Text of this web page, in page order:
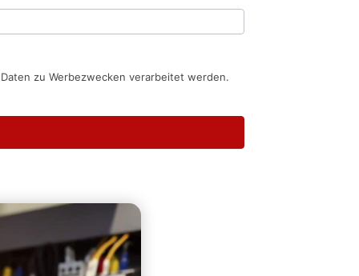
zu Werbezwecken verarbeitet werden.